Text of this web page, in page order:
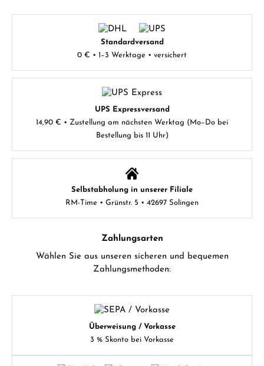
Standardversand
0 € • 1–3 Werktage • versichert
UPS Expressversand
14,90 € • Zustellung am nächsten Werktag (Mo–Do bei
Bestellung bis 11 Uhr)
Selbstabholung in unserer Filiale
RM-Time • Grünstr. 5 • 42697 Solingen
Zahlungsarten
Wählen Sie aus unseren sicheren und bequemen
Zahlungsmethoden:
Überweisung / Vorkasse
3 % Skonto bei Vorkasse